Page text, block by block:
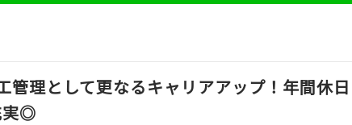
管理として更なるキャリアアップ！年間休
実◎